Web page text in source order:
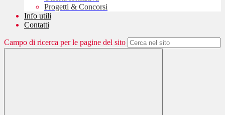
Progetti & Concorsi
Info utili
Contatti
Campo di ricerca per le pagine del sito